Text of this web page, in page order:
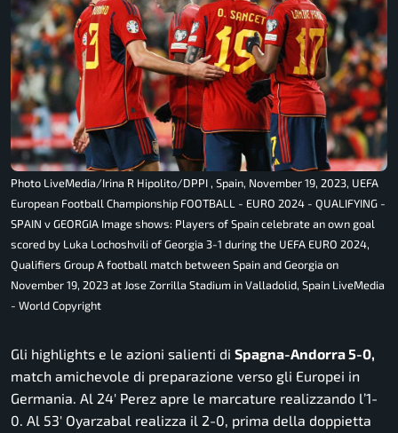
Photo LiveMedia/Irina R Hipolito/DPPI , Spain, November 19, 2023, UEFA
European Football Championship FOOTBALL - EURO 2024 - QUALIFYING -
SPAIN v GEORGIA Image shows: Players of Spain celebrate an own goal
scored by Luka Lochoshvili of Georgia 3-1 during the UEFA EURO 2024,
Qualifiers Group A football match between Spain and Georgia on
November 19, 2023 at Jose Zorrilla Stadium in Valladolid, Spain LiveMedia
- World Copyright
Gli highlights e le azioni salienti di Spagna-Andorra 5-0,
match amichevole di preparazione verso gli Europei in
Germania. Al 24′ Perez apre le marcature realizzando l’1-
0. Al 53′ Oyarzabal realizza il 2-0, prima della doppietta